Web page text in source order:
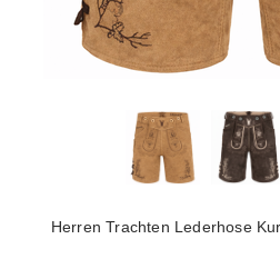
Herren Trachten Lederhose